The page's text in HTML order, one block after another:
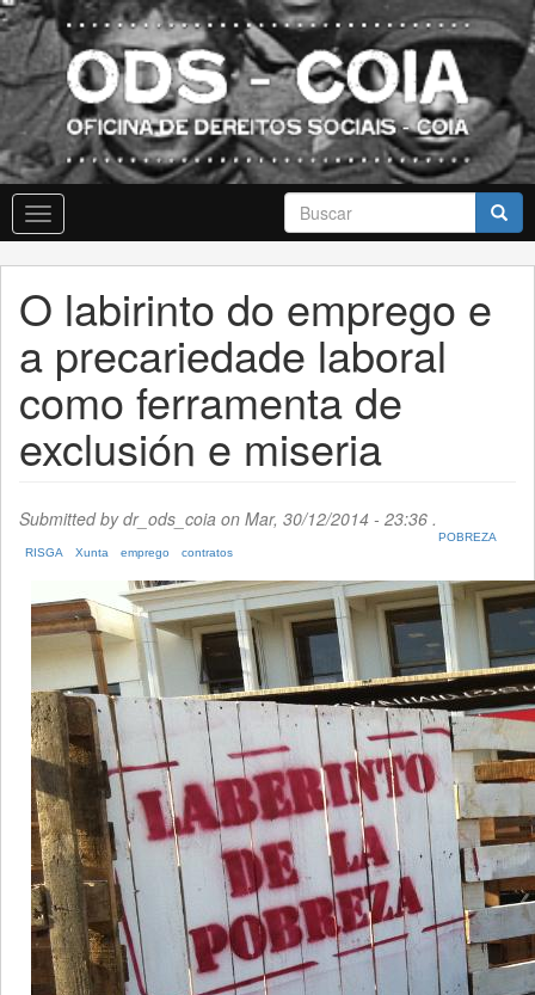
Skip
to
main
content
Formulario
de
busca
Buscar
Toggle
navigation
O labirinto do emprego e
a precariedade laboral
como ferramenta de
exclusión e miseria
Submitted bydr_ods_coia on Mar, 30/12/2014 - 23:36 .
POBREZA
RISGA
Xunta emprego contratos